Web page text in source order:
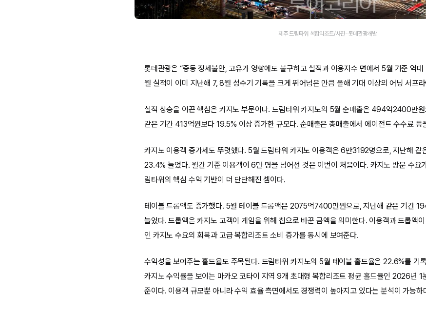
제주 드림타워 복합리조트/사진-롯데관광개발
롯데관광은 “중동 정세불안, 고유가 영향에도 불구하고 실적과 이용자수 면에서 5월 기준 역대
월 실적이 이미 지난해 7, 8월 성수기 기록을 크게 뛰어넘은 만큼 올해 기대 이상의 어닝 서프
실적 상승을 이끈 핵심은 카지노 부문이다. 드림타워 카지노의 5월 순매출은 494억2400만원
같은 기간 413억원보다 19.5% 이상 증가한 규모다. 순매출은 총매출에서 에이전트 수수료 등
카지노 이용객 증가세도 뚜렷했다. 5월 드림타워 카지노 이용객은 6만3192명으로, 지난해
23.4% 늘었다. 월간 기준 이용객이 6만 명을 넘어선 것은 이번이 처음이다. 카지노 방문 수요
림타워의 핵심 수익 기반이 더 단단해진 셈이다.
테이블 드롭액도 증가했다. 5월 테이블 드롭액은 2075억7400만원으로, 지난해 같은 기간
늘었다. 드롭액은 카지노 고객이 게임을 위해 칩으로 바꾼 금액을 의미한다. 이용객과 드롭액
인 카지노 수요의 회복과 고급 복합리조트 소비 증가를 동시에 보여준다.
수익성을 보여주는 홀드율도 주목된다. 드림타워 카지노의 5월 테이블 홀드율은 22.6%를 기
카지노 수익률을 보이는 마카오 코타이 지역 9개 초대형 복합리조트 평균 홀드율인 2026년 1
준이다. 이용객 규모뿐 아니라 수익 효율 측면에서도 경쟁력이 높아지고 있다는 분석이 가능하